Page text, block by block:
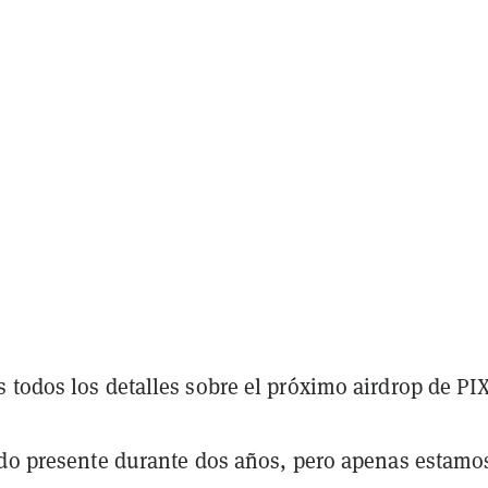
todos los detalles sobre el próximo airdrop de
presente durante dos años, pero apenas